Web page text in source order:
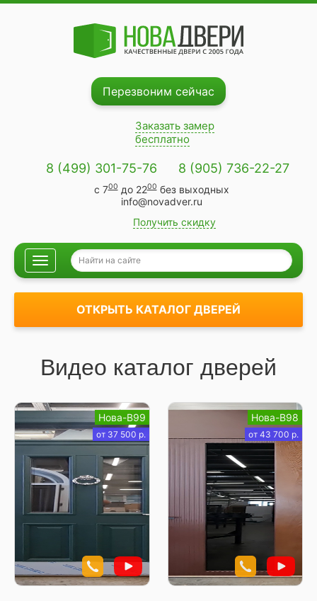
Перезвоним сейчас
Заказать замер
бесплатно
8 (499) 301-75-76 8 (905) 736-22-27
с 700до 2200без выходных
info@novadver.ru
Получить скидку
ОТКРЫТЬ КАТАЛОГ ДВЕРЕЙ
Видео каталог дверей
Нова-В99
от 37 500 р.
Нова-В98
от 43 700 р.